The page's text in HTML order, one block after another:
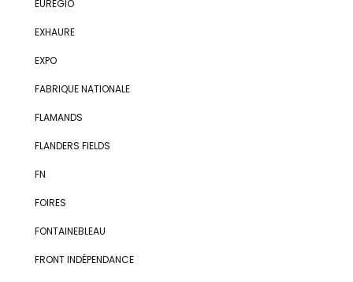
EUREGIO
EXHAURE
EXPO
FABRIQUE NATIONALE
FLAMANDS
FLANDERS FIELDS
FN
FOIRES
FONTAINEBLEAU
FRONT INDÉPENDANCE